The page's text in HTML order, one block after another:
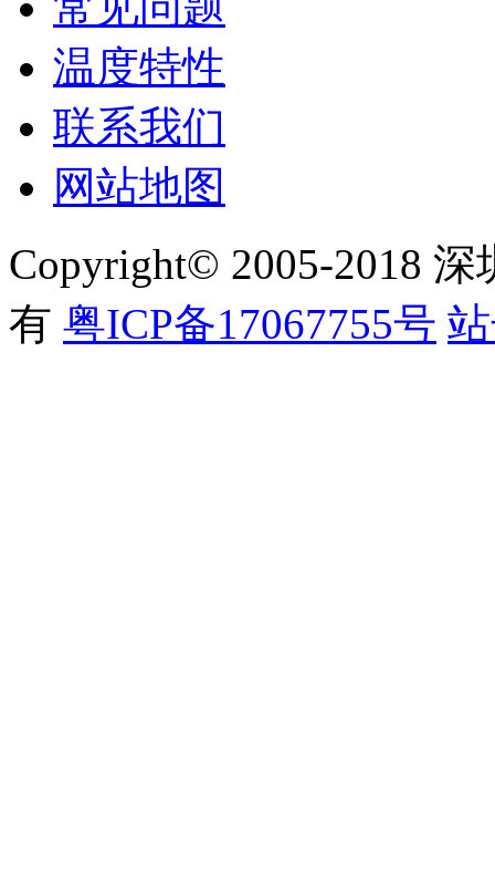
温度特性
联系我们
网站地图
Copyright© 2005-2018
有 粤ICP备17067755号